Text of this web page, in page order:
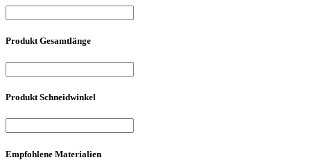
Produkt Gesamtlänge
Produkt Schneidwinkel
Empfohlene Materialien